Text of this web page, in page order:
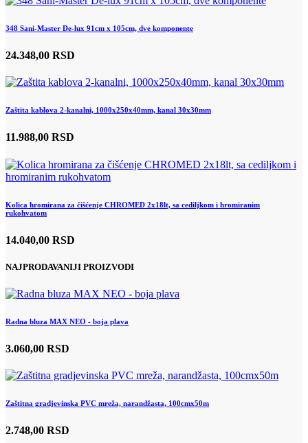
348 Sani-Master De-lux 91cm x 105cm, dve komponente
24.348,00 RSD
Zaštita kablova 2-kanalni, 1000x250x40mm, kanal 30x30mm
11.988,00 RSD
Kolica hromirana za čišćenje CHROMED 2x18lt, sa cediljkom i hromiranim
rukohvatom
14.040,00 RSD
NAJPRODAVANIJI PROIZVODI
Radna bluza MAX NEO - boja plava
3.060,00 RSD
Zaštitna gradjevinska PVC mreža, narandžasta, 100cmx50m
2.748,00 RSD